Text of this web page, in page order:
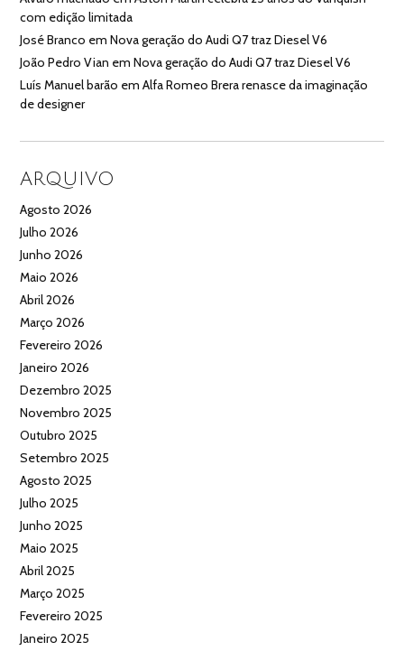
com edição limitada
José Branco emNova geração do Audi Q7 traz Diesel V6
João Pedro Vian emNova geração do Audi Q7 traz Diesel V6
Luís Manuel barão emAlfa Romeo Brera renasce da imaginação
de designer
ARQUIVO
Agosto 2026
Julho 2026
Junho 2026
Maio 2026
Abril 2026
Março 2026
Fevereiro 2026
Janeiro 2026
Dezembro 2025
Novembro 2025
Outubro 2025
Setembro 2025
Agosto 2025
Julho 2025
Junho 2025
Maio 2025
Abril 2025
Março 2025
Fevereiro 2025
Janeiro 2025